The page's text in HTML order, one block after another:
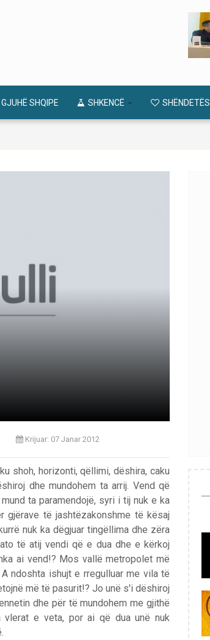
GJUHË SHQIPE SHKENCË SHËNDETËSI
Krijuar: 07 Janar 2012
shoh, horizonti, qëllimi, dëshira, caku
dhe mundohem ta arrij. Vend që
ta paramendojë, syri i tij nuk e ka
gjërave të jashtëzakonshme të kësaj
nuk ka dëgjuar tingëllima dhe zëra
të atij vendi që e dua dhe e kërkoj
ai vend!? Mos vallë metropolet më
ndoshta ishujt e rregulluar me vila të
më të pasurit!? Jo unë s'i dëshiroj
dhe për të mundohem me gjithë
vlerat e veta, por ai që dua unë nuk